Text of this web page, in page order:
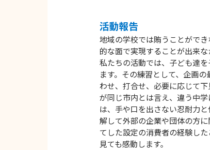
活動報告
地域の学校では賄うことがで
的な面で実現することが出来
私たちの活動では、子ども達
ます。その練習として、企画
わせ、打合せ、必要に応じて
が同じ市内とは言え、違う中
は、手や口を出さない忍耐力
解して外部の企業や団体の方
てした設定の消費者の経験し
見ても感動します。